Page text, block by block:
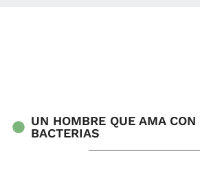
UN HOMBRE QUE AMA
BACTERIAS